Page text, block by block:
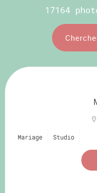
17164
Mariage Studio